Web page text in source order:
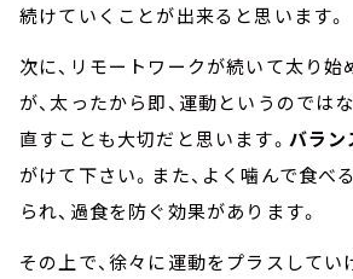
続けていくことが出来ると思います。
次に、リモートワークが続いて太り
が、太ったから即、運動というのでは
直すことも大切だと思います。 バラ
がけて下さい。また、よく噛んで食べ
られ、過食を防ぐ効果があります。
その上で、徐々に運動をプラスしてい